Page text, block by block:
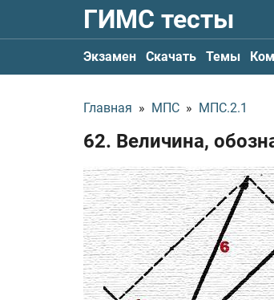
ГИМС тесты
Экзамен Скачать Темы
Главная » МПС » МПС.2.1
62. Величина,